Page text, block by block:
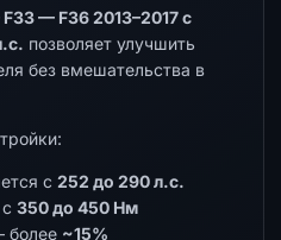
— F36 2013–2017 с
позволяет улучшить
без вмешательства в
с 252 до 290 л.с.
350 до 450 Нм
более ~15%